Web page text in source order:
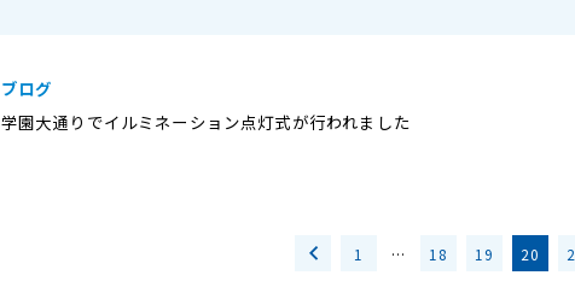
ブログ
学園大通りでイルミネーション点灯式が行われました
1 … 18 19 20